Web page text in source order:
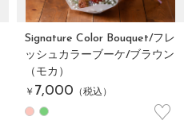
Signature Color Bouquet/フレ
ッシュカラーブーケ/ブラウン
（モカ）
￥ 7,000 （税込）
♡